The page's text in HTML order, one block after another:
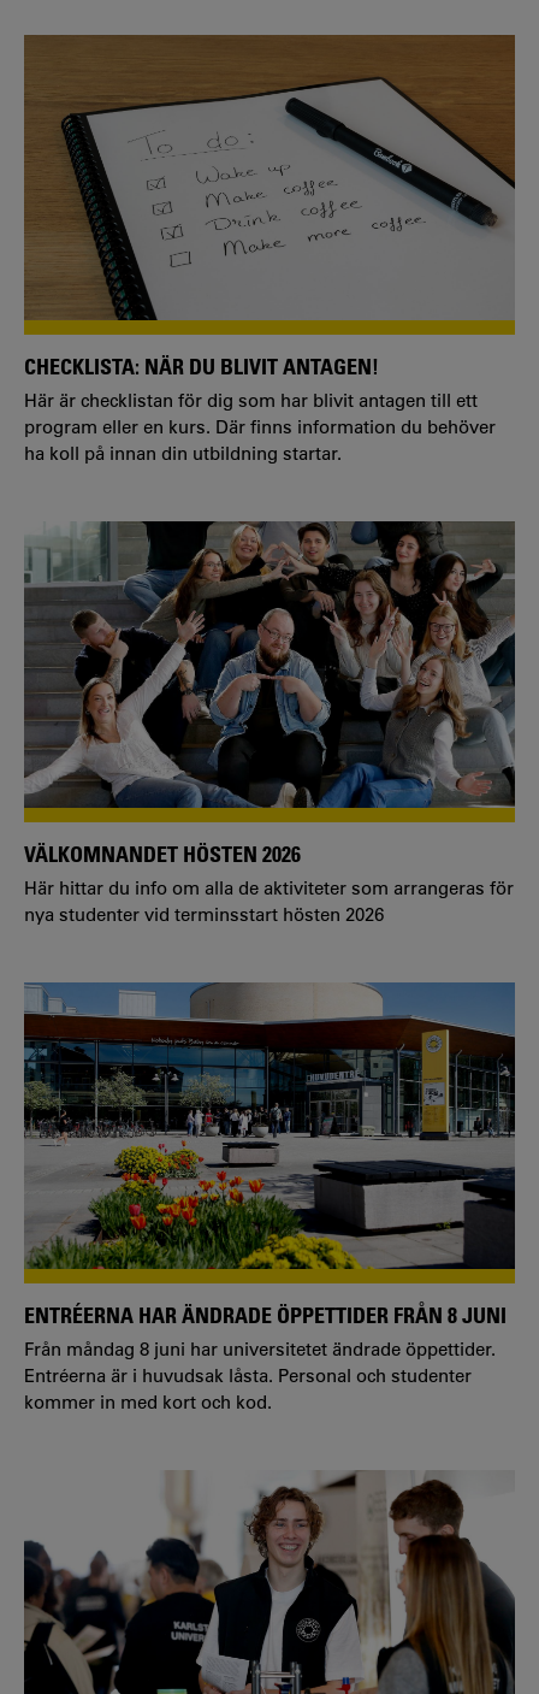
CHECKLISTA: NÄR DU BLIVIT ANTAGEN!
Här är checklistan för dig som har blivit antagen till ett
program eller en kurs. Där finns information du behöver
ha koll på innan din utbildning startar.
VÄLKOMNANDET HÖSTEN 2026
Här hittar du info om alla de aktiviteter som arrangeras för
nya studenter vid terminsstart hösten 2026
ENTRÉERNA HAR ÄNDRADE ÖPPETTIDER FRÅN 8 JUNI
Från måndag 8 juni har universitetet ändrade öppettider.
Entréerna är i huvudsak låsta. Personal och studenter
kommer in med kort och kod.